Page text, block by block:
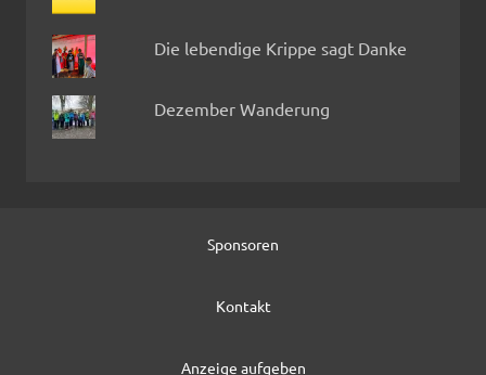
Die lebendige Krippe sagt Danke
Dezember Wanderung
Sponsoren
Kontakt
Anzeige aufgeben